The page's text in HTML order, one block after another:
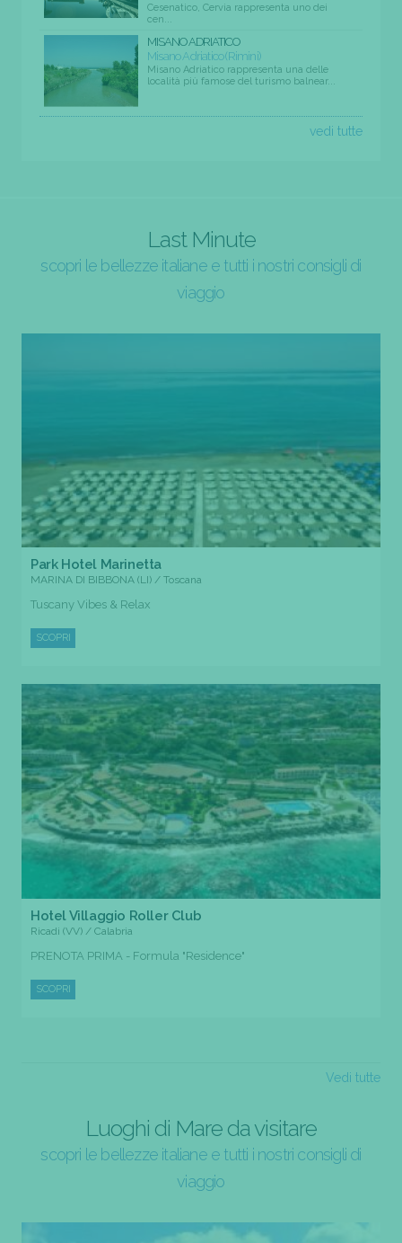
Cesenatico, Cervia rappresenta uno dei
cen...
MISANO ADRIATICO
Misano Adriatico (Rimini)
Misano Adriatico rappresenta una delle
località più famose del turismo balnear...
vedi tutte
Last Minute
scopri le bellezze italiane e tutti i nostri consigli di
viaggio
Park Hotel Marinetta
MARINA DI BIBBONA (LI) / Toscana
Tuscany Vibes & Relax
SCOPRI
Hotel Villaggio Roller Club
Ricadi (VV) / Calabria
PRENOTA PRIMA - Formula "Residence"
SCOPRI
Vedi tutte
Luoghi di Mare da visitare
scopri le bellezze italiane e tutti i nostri consigli di
viaggio